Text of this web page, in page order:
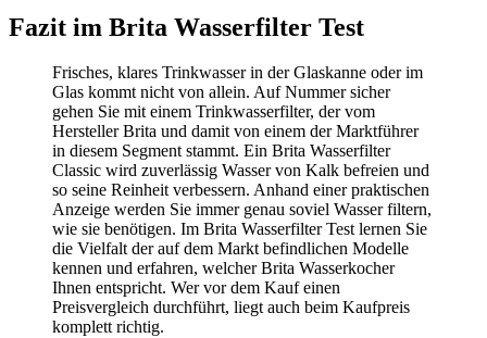
Fazit im Brita Wasserfilter Test
Frisches, klares Trinkwasser in der Glaskanne oder im
Glas kommt nicht von allein. Auf Nummer sicher
gehen Sie mit einem Trinkwasserfilter, der vom
Hersteller Brita und damit von einem der Marktführer
in diesem Segment stammt. Ein Brita Wasserfilter
Classic wird zuverlässig Wasser von Kalk befreien und
so seine Reinheit verbessern. Anhand einer praktischen
Anzeige werden Sie immer genau soviel Wasser filtern,
wie sie benötigen. Im Brita Wasserfilter Testlernen Sie
die Vielfalt der auf dem Markt befindlichen Modelle
kennen und erfahren, welcher Brita Wasserkocher
Ihnen entspricht. Wer vor dem Kauf einen
Preisvergleich durchführt, liegt auch beim Kaufpreis
komplett richtig.